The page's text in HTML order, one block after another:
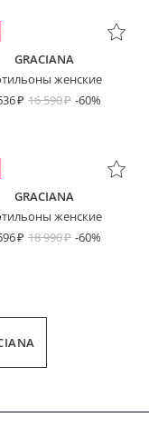
GRACIANA
женские
16 590 -60%
GRACIANA
женские
18 990 -60%